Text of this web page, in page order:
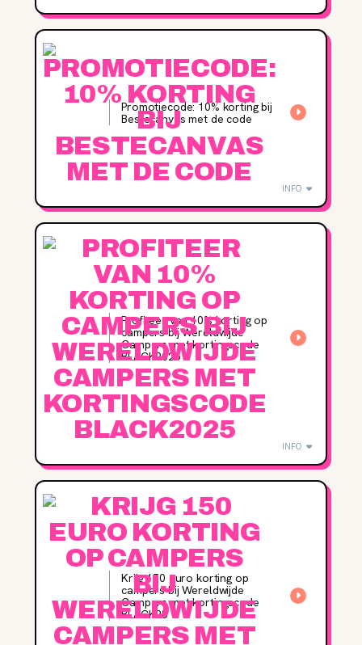
Promotiecode: 10% korting bij
Bestecanvas met de code
INFO
Profiteer van 10% korting op
campers bij Wereldwijde
Campers met kortingscode
BLACK2025
INFO
Krijg 150 euro korting op
campers bij Wereldwijde
Campers met kortingscode
BLACK25